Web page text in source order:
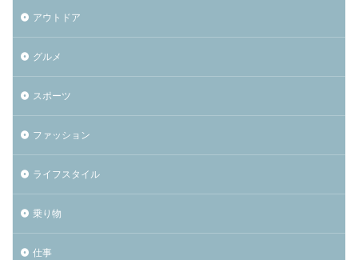
アウトドア
グルメ
スポーツ
ファッション
ライフスタイル
乗り物
仕事